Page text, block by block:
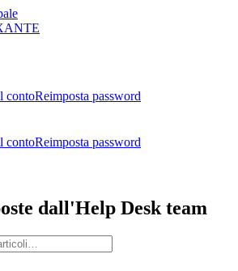
contoReimposta password
contoReimposta password
dall'Help Desk team